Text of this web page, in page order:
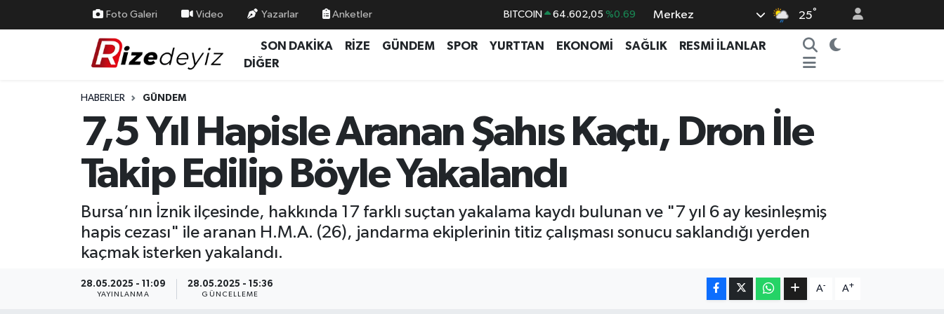
Foto Galeri Video Yazarlar Anketler BITCOIN 64.602,05 %0.69
%0.06
BİST100 13.768 %48
Merkez 25°
SON DAKİKA RİZE GÜNDEM SPOR YURTTAN EKONOMİ SAĞLIK
RESMİ İLANLAR
DİĞER
HABERLER GÜNDEM
7,5 Yıl Hapisle Aranan Şahıs Kaçtı, Dron İle
Takip Edilip Böyle Yakalandı
Bursa’nın İznik ilçesinde, hakkında 17 farklı suçtan yakalama kaydı bulunan ve "7 yıl 6 ay kesinleşmiş
hapis cezası" ile aranan H.M.A. (26), jandarma ekiplerinin titiz çalışması sonucu saklandığı yerden
kaçmak isterken yakalandı.
28.05.2025 - 11:09
YAYINLANMA
28.05.2025 - 15:36
GÜNCELLEME
A- A+
Yurttan Haberler
Ekonomi
Rize Nöbetçi Eczaneler
Rize Trafik Yoğunluk Haritası
Süper Lig Puan Durumu ve Fikstür
Son Dakika Haberleri